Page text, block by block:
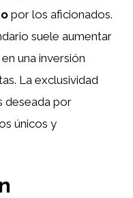
por los aficionados.
suele aumentar
una inversión
La exclusividad
deseada por
únicos y